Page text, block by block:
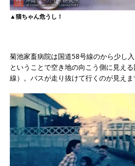
▲猫ちゃん危うし！
菊池家畜病院は国道58号線のから少し入
ということで空き地の向こう側に見え
線）。バスが走り抜けて行くのが見えま